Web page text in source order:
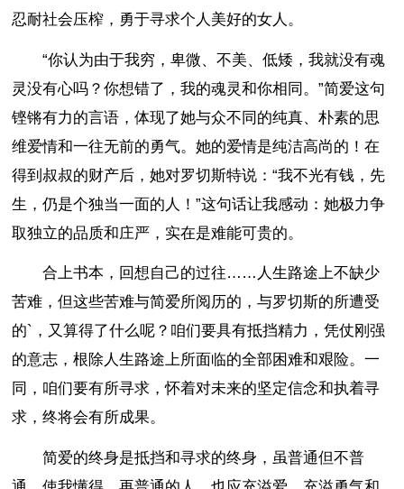
忍耐社会压榨，勇于寻求个人美好的女人。
“你认为由于我穷，卑微、不美、低矮，我就没有魂
灵没有心吗？你想错了，我的魂灵和你相同。”简爱这句
铿锵有力的言语，体现了她与众不同的纯真、朴素的思
维爱情和一往无前的勇气。她的爱情是纯洁高尚的！在
得到叔叔的财产后，她对罗切斯特说：“我不光有钱，先
生，仍是个独当一面的人！”这句话让我感动：她极力争
取独立的品质和庄严，实在是难能可贵的。
合上书本，回想自己的过往……人生路途上不缺少
苦难，但这些苦难与简爱所阅历的，与罗切斯的所遭受
的`，又算得了什么呢？咱们要具有抵挡精力，凭仗刚强
的意志，根除人生路途上所面临的全部困难和艰险。一
同，咱们要有所寻求，怀着对未来的坚定信念和执着寻
求，终将会有所成果。
简爱的终身是抵挡和寻求的终身，虽普通但不普